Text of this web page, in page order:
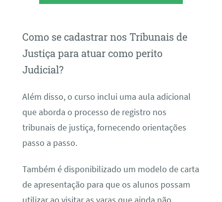
Como se cadastrar nos Tribunais de
Justiça para atuar como perito
Judicial?
Além disso, o curso inclui uma aula adicional
que aborda o processo de registro nos
tribunais de justiça, fornecendo orientações
passo a passo.
Também é disponibilizado um modelo de carta
de apresentação para que os alunos possam